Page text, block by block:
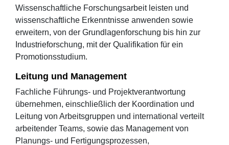
Wissenschaftliche Forschungsarbeit leisten und
wissenschaftliche Erkenntnisse anwenden sowie
erweitern, von der Grundlagenforschung bis hin zur
Industrieforschung, mit der Qualifikation für ein
Promotionsstudium.
Leitung und Management
Fachliche Führungs- und Projektverantwortung
übernehmen, einschließlich der Koordination und
Leitung von Arbeitsgruppen und international verteilt
arbeitender Teams, sowie das Management von
Planungs- und Fertigungsprozessen,